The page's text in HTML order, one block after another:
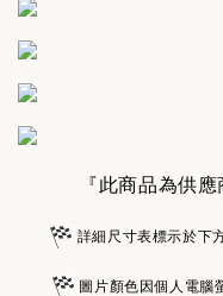
『此商品為供
詳細尺寸表標示於下
圖片顏色因個人電腦